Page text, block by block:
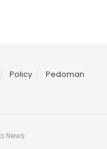
Policy Pedoman
News